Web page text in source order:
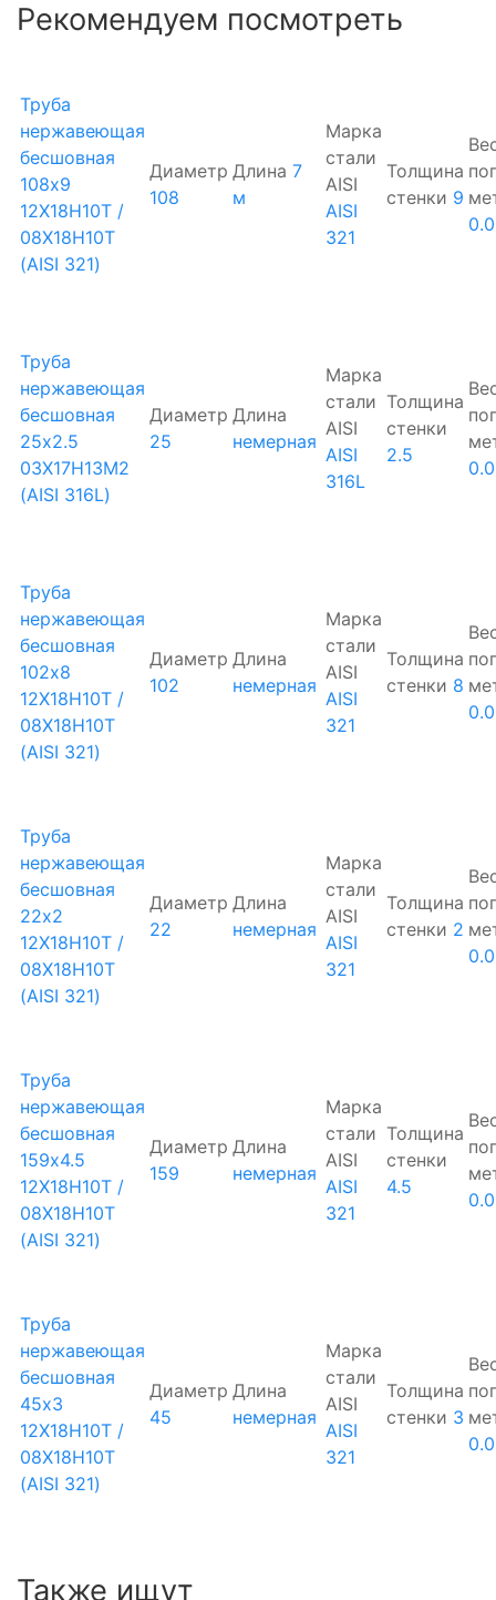
Рекомендуем посмотреть
Труба
нержавеющая
бесшовная
108х9
12Х18Н10Т /
08Х18Н10Т
(AISI 321)
Диаметр
108
Длина 7
м
Марка
стали
AISI
AISI
321
Толщина
стенки 9
Труба
нержавеющая
бесшовная
25х2.5
03Х17Н13М2
(AISI 316L)
Диаметр
25
Длина
немерная
Марка
стали
AISI
AISI
316L
Толщина
стенки
2.5
Труба
нержавеющая
бесшовная
102х8
12Х18Н10Т /
08Х18Н10Т
(AISI 321)
Диаметр
102
Длина
немерная
Марка
стали
AISI
AISI
321
Толщина
стенки 8
Труба
нержавеющая
бесшовная
22х2
12Х18Н10Т /
08Х18Н10Т
(AISI 321)
Диаметр
22
Длина
немерная
Марка
стали
AISI
AISI
321
Толщина
стенки 2
Труба
нержавеющая
бесшовная
159х4.5
12Х18Н10Т /
08Х18Н10Т
(AISI 321)
Диаметр
159
Длина
немерная
Марка
стали
AISI
AISI
321
Толщина
стенки
4.5
Труба
нержавеющая
бесшовная
45х3
12Х18Н10Т /
08Х18Н10Т
(AISI 321)
Диаметр
45
Длина
немерная
Марка
стали
AISI
AISI
321
Толщина
стенки 3
Также ищут